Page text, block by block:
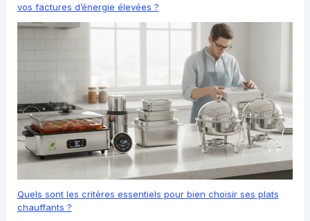
vos factures d’énergie élevées ?
Quels sont les critères essentiels pour bien choisir ses plats
chauffants ?